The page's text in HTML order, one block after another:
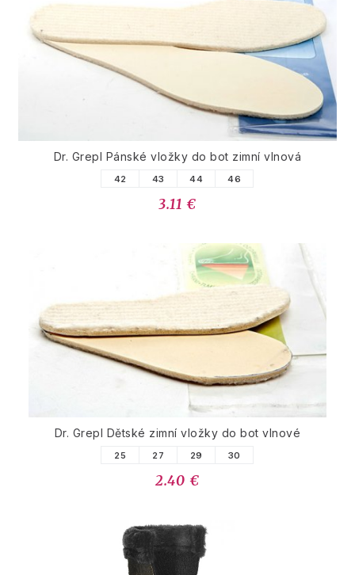
Dr. Grepl Pánské vložky do bot zimní vlnová
42 43 44 46
3.11 €
Dr. Grepl Dětské zimní vložky do bot vlnové
25 27 29 30
2.40 €